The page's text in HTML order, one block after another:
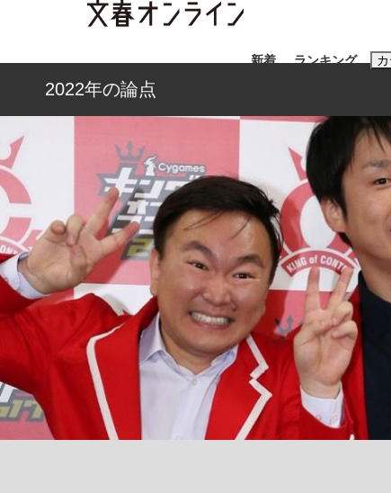
新着 ランキング
《BTS厳戒トーキョー滞在記》RM→渋
終戦から81年
おすすめの
#藤田晋 #
#玉木雄一郎
2022年の論点